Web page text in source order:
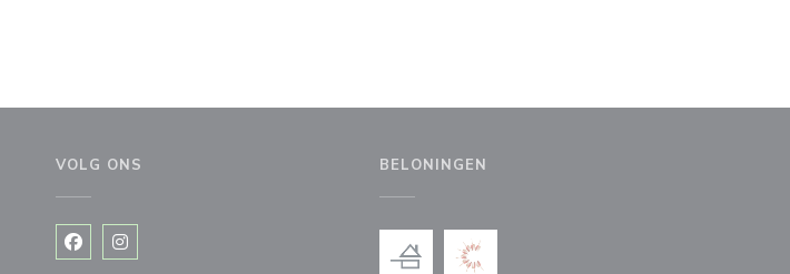
VOLG ONS
Facebook ((opent in een nieuw venster))
Instagram ((opent in een nieuw venster))
BELONINGEN